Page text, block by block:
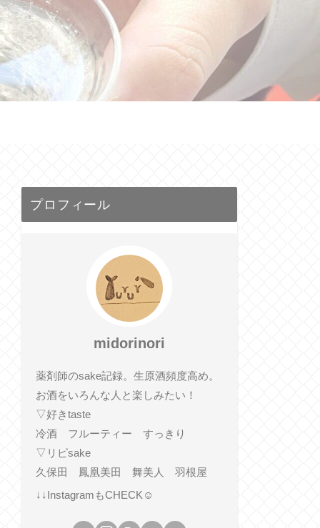
プロフィール
midorinori
薬剤師のsake記録。生原酒頻度高め。
お酒をいろんな人と楽しみたい！
▽好きtaste
冷酒 フルーティー すっきり
▽リピsake
久保田 鳳凰美田 舞美人 羽根屋
↓↓InstagramもCHECK☺